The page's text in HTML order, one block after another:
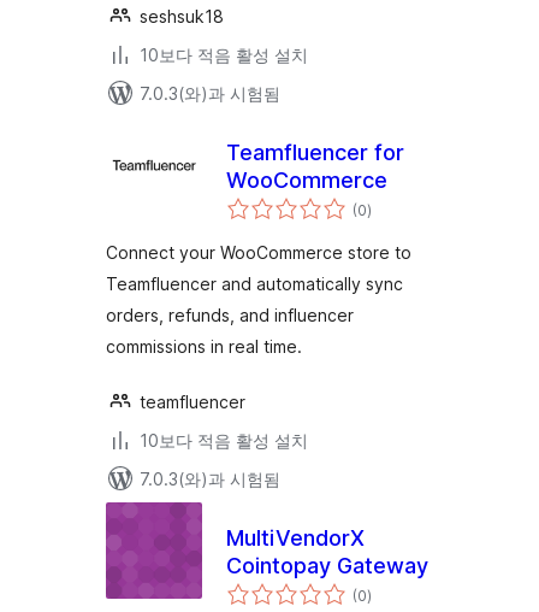
seshsuk18
10보다 적음 활성 설치
7.0.3(와)과 시험됨
Teamfluencer for
WooCommerce
(0전
체
점
)
Connect your WooCommerce store to
Teamfluencer and automatically sync
orders, refunds, and influencer
commissions in real time.
teamfluencer
10보다 적음 활성 설치
7.0.3(와)과 시험됨
MultiVendorX
Cointopay Gateway
(0전
체)